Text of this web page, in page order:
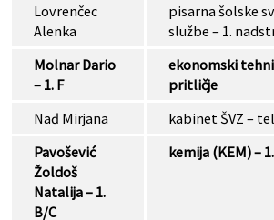
Lovrenčec
Alenka
pisarna šolske
službe – 1.
Molnar Dario
– 1. F
ekonomski
pritličje
Nađ Mirjana
kabinet ŠVZ –
Pavošević
Žoldoš
Natalija – 1.
B/C
kemija (KEM) –